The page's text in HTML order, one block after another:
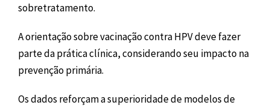
sobretratamento.
A orientação sobre vacinação contra HPV deve fazer
parte da prática clínica, considerando seu impacto na
prevenção primária.
Os dados reforçam a superioridade de modelos de